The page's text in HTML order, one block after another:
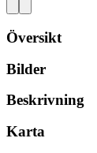
Översikt
Bilder
Beskrivning
Karta